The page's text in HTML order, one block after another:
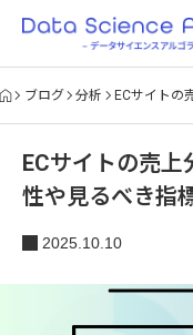
ブログ 分析 ECサイトの
ECサイトの売
性や見るべき指
2025.10.10